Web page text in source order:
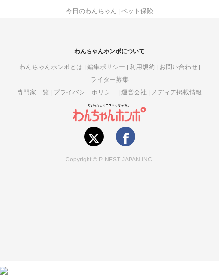
今日のわんちゃん ペット保険
わんちゃんホンポについて
わんちゃんホンポとは 編集ポリシー 利用規約
お問い合わせ
ライター募集
専門家一覧
プライバシーポリシー 運営会社 メディア掲載情報
Copyright © P-NEST JAPAN INC.